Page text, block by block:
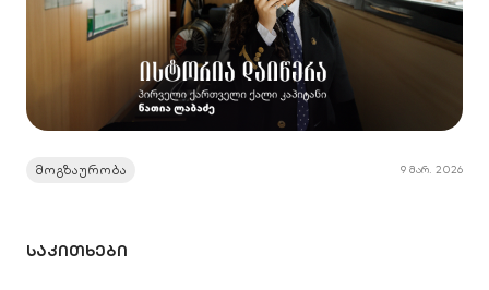
მოგზაურობა 9 მარ. 2026
ᲡᲐᲙᲘᲗᲮᲔᲑᲘ